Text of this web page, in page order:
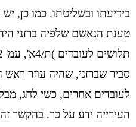
בידיעתו ובשליטתו. כמו כן,
טענת הנאשם שלפיה ברזני
תלושים לעובדים )ת/4א', עמ' 72 .)אין זה
סביר שברזני, שהיה עוזר ראש
לעובדים אחרים, כשי לחג,
העירייה ידע על כך. בהקשר